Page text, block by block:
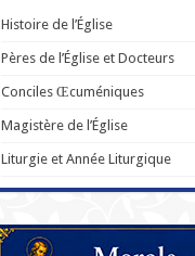
Histoire de l’Église
Pères de l’Église et Docteurs
Conciles Œcuméniques
Magistère de l’Église
Liturgie et Année Liturgique